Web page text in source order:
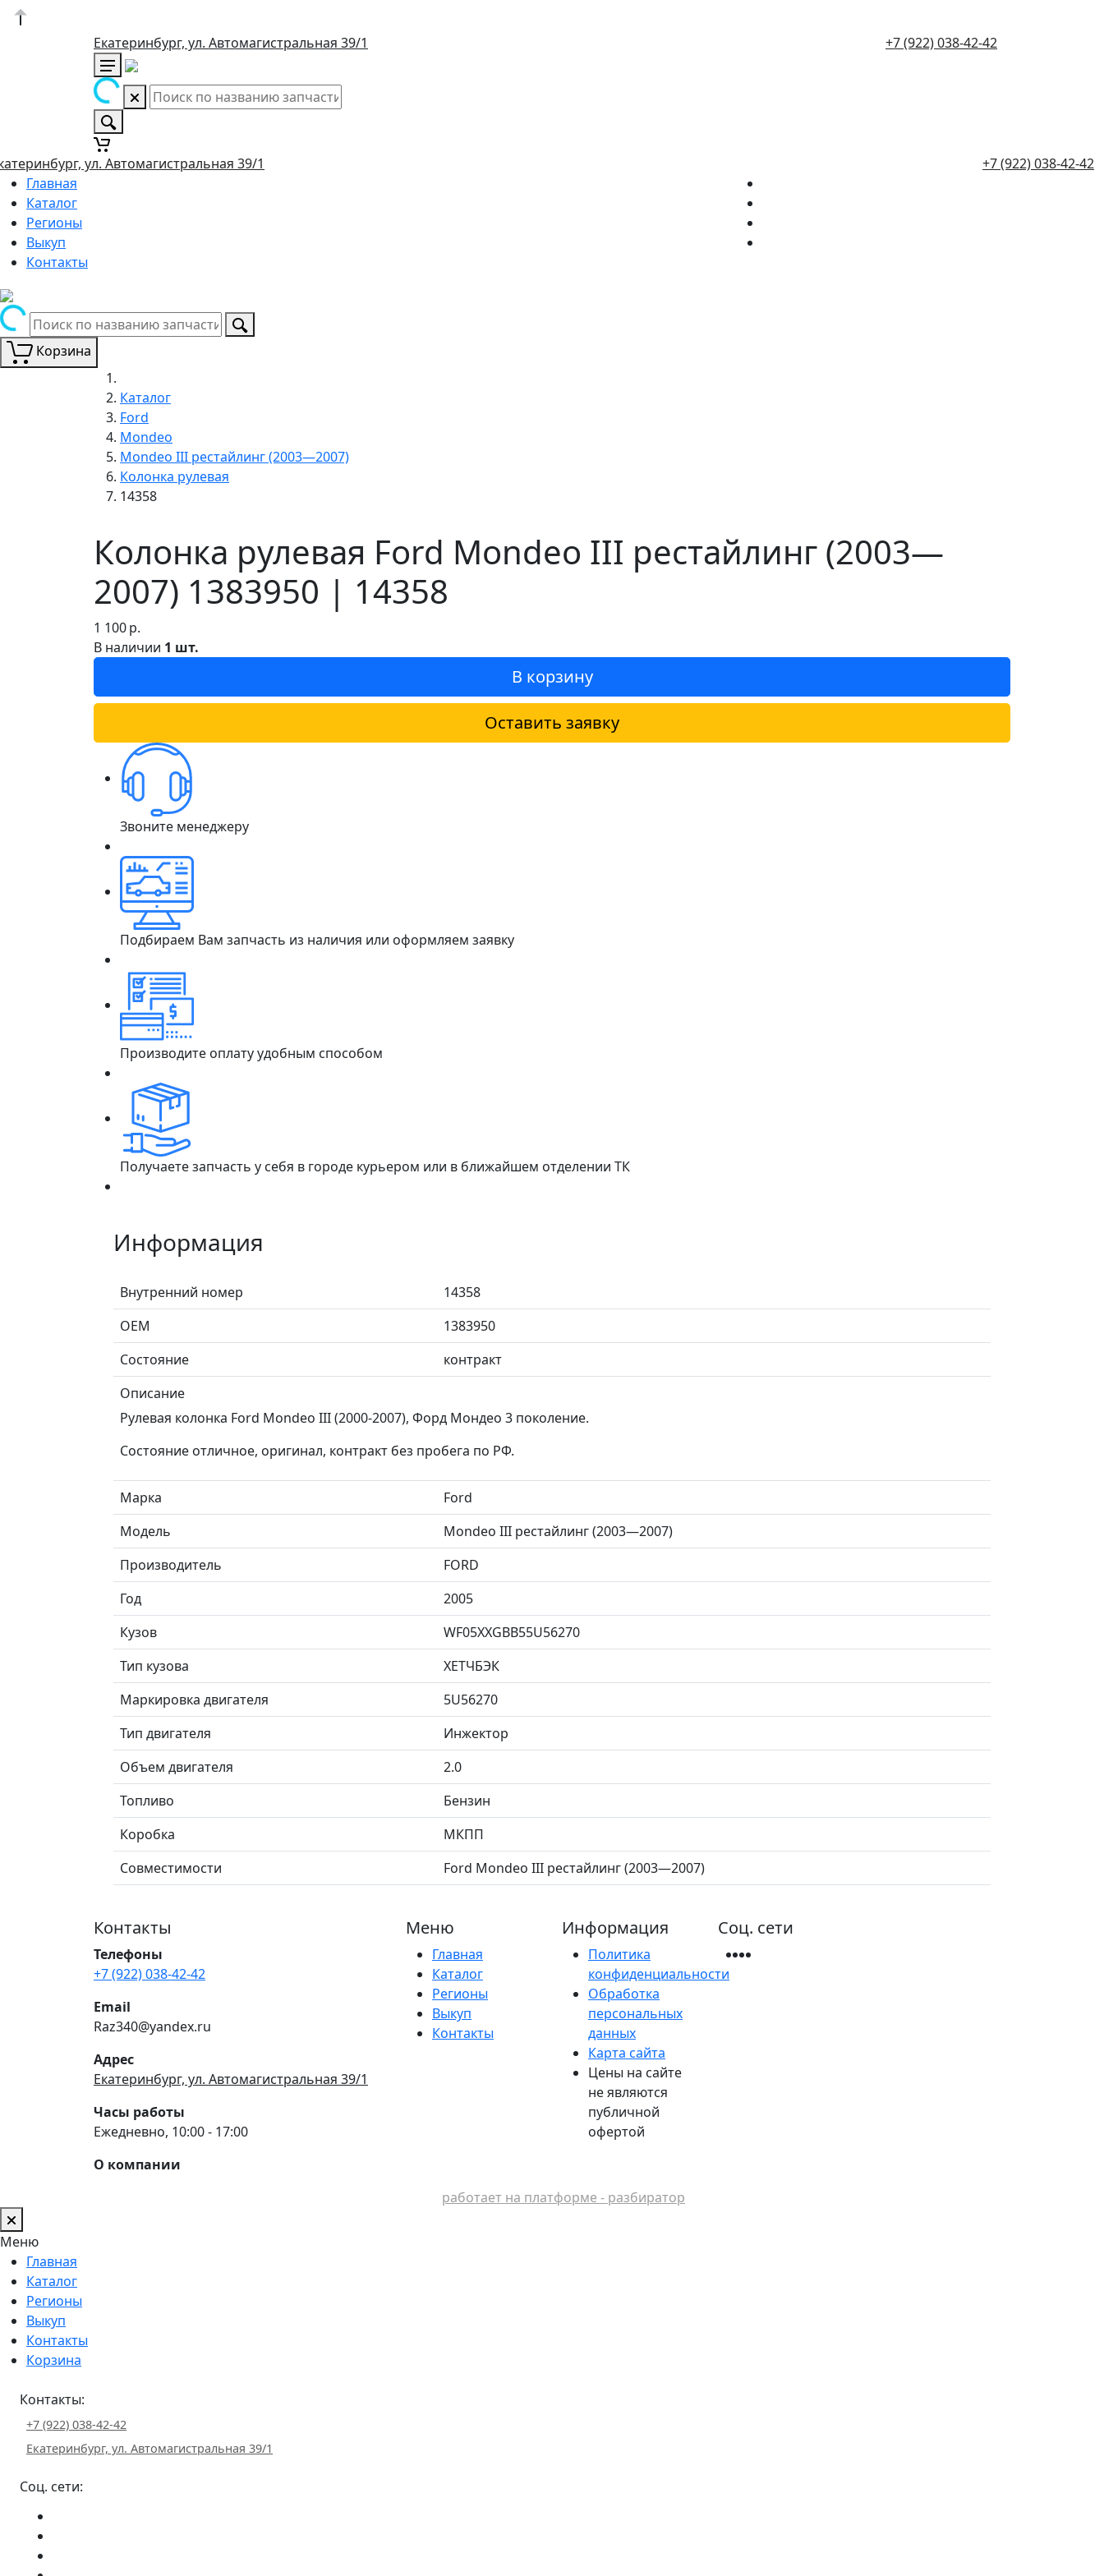
Екатеринбург, ул. Автомагистральная 39/1 +7 (922) 038-42-42
ул. Автомагистральная 39/1
+7 (922) 038-42-42
Главная
Каталог
Регионы
Выкуп
Контакты
Корзина
Каталог
Ford
Mondeo
Mondeo III рестайлинг (2003—2007)
Колонка рулевая
14358
Колонка рулевая Ford Mondeo III рестайлинг (2003—
2007) 1383950 | 14358
1 100р.
В наличии 1 шт.
В корзину
Оставить заявку
Звоните менеджеру
Подбираем Вам запчасть из наличия или оформляем заявку
Производите оплату удобным способом
Получаете запчасть у себя в городе курьером или в ближайшем отделении ТК
Информация
Внутренний номер
14358
ОЕМ
1383950
Состояние
контракт
Описание
Рулевая колонка Ford Mondeo III (2000-2007), Форд Мондео 3 поколение.
Состояние отличное, оригинал, контракт без пробега по РФ.
Марка
Ford
Модель
Mondeo III рестайлинг (2003—2007)
Производитель
FORD
Год
2005
Кузов
WF05XXGBB55U56270
Тип кузова
ХЕТЧБЭК
Маркировка двигателя
5U56270
Тип двигателя
Инжектор
Объем двигателя
2.0
Топливо
Бензин
Коробка
МКПП
Совместимости
Ford Mondeo III рестайлинг (2003—2007)
Контакты
Телефоны
+7 (922) 038-42-42
Email
Raz340@yandex.ru
Адрес
Екатеринбург, ул. Автомагистральная 39/1
Часы работы
Ежедневно, 10:00 - 17:00
О компании
Меню
Главная
Каталог
Регионы
Выкуп
Контакты
Информация
Политика
конфиденциальности
Обработка
персональных
данных
Карта сайта
Цены на сайте
не являются
публичной
офертой
Соц. сети
работает на платформе - разбиратор
Меню
Главная
Каталог
Регионы
Выкуп
Контакты
Корзина
Контакты:
+7 (922) 038-42-42
Екатеринбург, ул. Автомагистральная 39/1
Соц. сети: